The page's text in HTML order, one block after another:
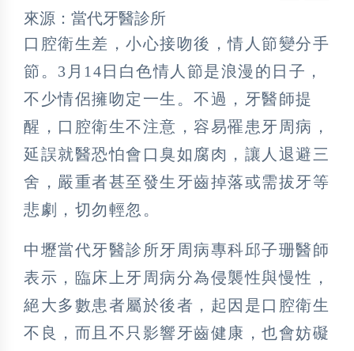
來源：當代牙醫診所
口腔衛生差，小心接吻後，情人節變分手
節。3月14日白色情人節是浪漫的日子，
不少情侶擁吻定一生。不過，牙醫師提
醒，口腔衛生不注意，容易罹患牙周病，
延誤就醫恐怕會口臭如腐肉，讓人退避三
舍，嚴重者甚至發生牙齒掉落或需拔牙等
悲劇，切勿輕忽。
中壢當代牙醫診所牙周病專科邱子珊醫師
表示，臨床上牙周病分為侵襲性與慢性，
絕大多數患者屬於後者，起因是口腔衛生
不良，而且不只影響牙齒健康，也會妨礙